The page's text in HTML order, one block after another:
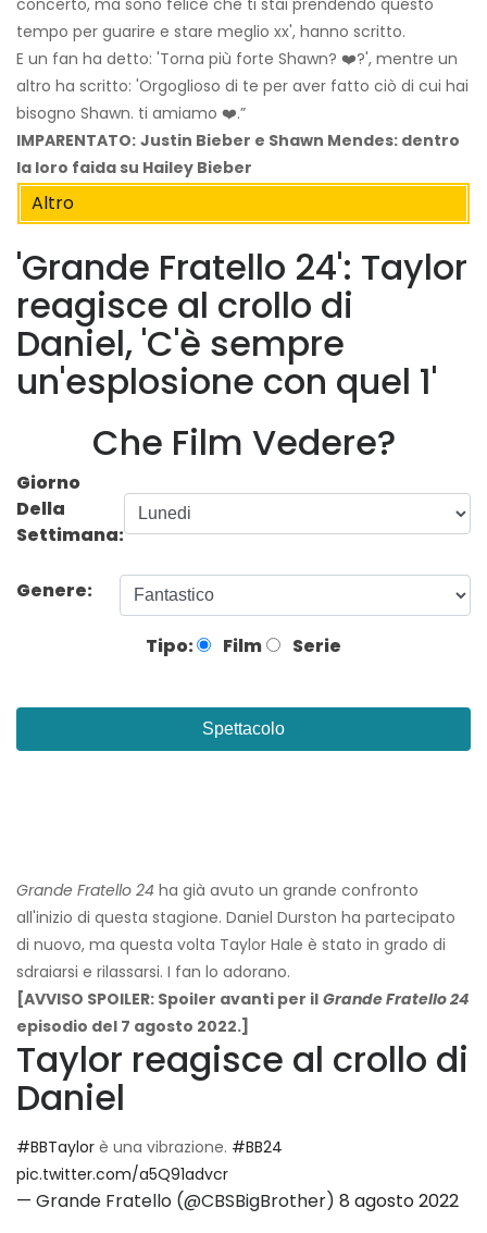
tempo per guarire e stare meglio xx', hanno scritto.
E un fan ha detto: 'Torna più forte Shawn? ❤️?', mentre un
altro ha scritto: 'Orgoglioso di te per aver fatto ciò di cui hai
bisogno Shawn. ti amiamo ❤️.”
IMPARENTATO: Justin Bieber e Shawn Mendes: dentro
la loro faida su Hailey Bieber
Altro
'Grande Fratello 24': Taylor
reagisce al crollo di
Daniel, 'C'è sempre
un'esplosione con quel 1'
Che Film Vedere?
Giorno
Della
Settimana:
Genere:
Tipo: Film Serie
Spettacolo
Grande Fratello 24 ha già avuto un grande confronto
all'inizio di questa stagione. Daniel Durston ha partecipato
di nuovo, ma questa volta Taylor Hale è stato in grado di
sdraiarsi e rilassarsi. I fan lo adorano.
[AVVISO SPOILER: Spoiler avanti per il Grande Fratello 24
episodio del 7 agosto 2022.]
Taylor reagisce al crollo di
Daniel
#BBTaylor è una vibrazione. #BB24
pic.twitter.com/a5Q91advcr
— Grande Fratello (@CBSBigBrother) 8 agosto 2022